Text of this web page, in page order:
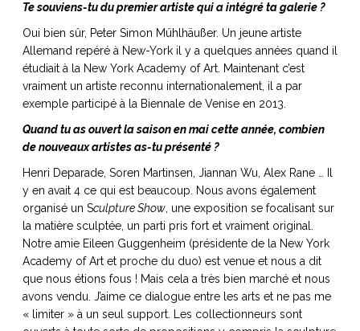
Te souviens-tu du premier artiste qui a intégré ta galerie ?
Oui bien sûr, Peter Simon Mühlhäußer. Un jeune artiste
Allemand repéré à New-York il y a quelques années quand il
étudiait à la New York Academy of Art. Maintenant c’est
vraiment un artiste reconnu internationalement, il a par
exemple participé à la Biennale de Venise en 2013.
Quand tu as ouvert la saison en mai cette année, combien
de nouveaux artistes as-tu présenté ?
Henri Deparade, Soren Martinsen, Jiannan Wu, Alex Rane … Il
y en avait 4 ce qui est beaucoup. Nous avons également
organisé un Sculpture Show, une exposition se focalisant sur
la matière sculptée, un parti pris fort et vraiment original.
Notre amie Eileen Guggenheim (présidente de la New York
Academy of Art et proche du duo) est venue et nous a dit
que nous étions fous ! Mais cela a très bien marché et nous
avons vendu. J’aime ce dialogue entre les arts et ne pas me
« limiter » à un seul support. Les collectionneurs sont